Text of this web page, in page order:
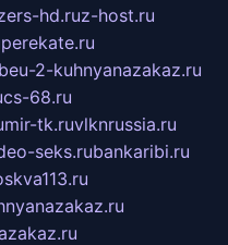
hd.ruz-host.ru
2-kuhnyanazakaz.ru
cs-68.ru
mir-tk.ruvlknrussia.ru
seks.rubankaribi.ru